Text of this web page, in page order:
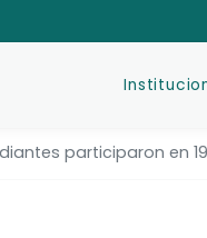
participaron en